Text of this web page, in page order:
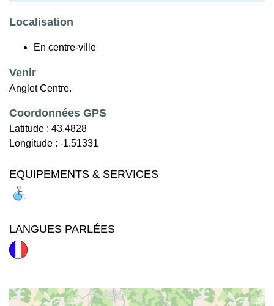
Localisation
En centre-ville
Venir
Anglet Centre.
Coordonnées GPS
Latitude : 43.4828
Longitude : -1.51331
EQUIPEMENTS & SERVICES
LANGUES PARLÉES